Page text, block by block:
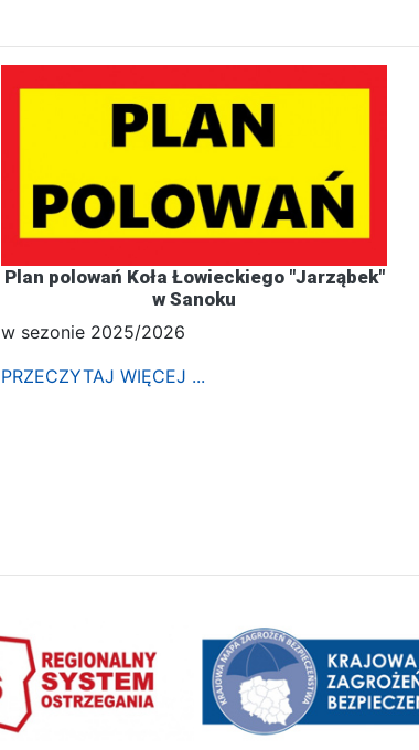
Plan polowań Koła Łowieckiego "Jarząbek"
w Sanoku
w sezonie 2025/2026
PRZECZYTAJ WIĘCEJ ...